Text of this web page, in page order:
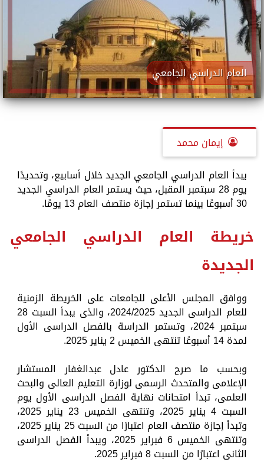
العام الدراسي الجامعي
إيمان محمد
يبدأ العام الدراسي الجامعي الجديد خلال أسابيع، وتحديدًا
يوم 28 سبتمبر المقبل، حيث يستمر العام الدراسي الجديد
30 أسبوعًا بينما تستمر إجازة منتصف العام 13 يومًا.
خريطة العام الدراسي الجامعي
الجديدة
ووافق المجلس الأعلى للجامعات على الخريطة الزمنية
للعام الدراسى الجديد 2024/2025، والذى يبدأ السبت 28
سبتمبر 2024، وتستمر الدراسة بالفصل الدراسى الأول
لمدة 14 أسبوعًا تنتهى الخميس 2 يناير 2025.
وبحسب ما صرح الدكتور عادل عبدالغفار المستشار
الإعلامى والمتحدث الرسمى لوزارة التعليم العالى والبحث
العلمى، تبدأ امتحانات نهاية الفصل الدراسى الأول يوم
السبت 4 يناير 2025، وتنتهى الخميس 23 يناير 2025،
وتبدأ إجازة منتصف العام اعتبارًا من السبت 25 يناير 2025،
وتنتهى الخميس 6 فبراير 2025، ويبدأ الفصل الدراسى
الثانى اعتبارًا من السبت 8 فبراير 2025.